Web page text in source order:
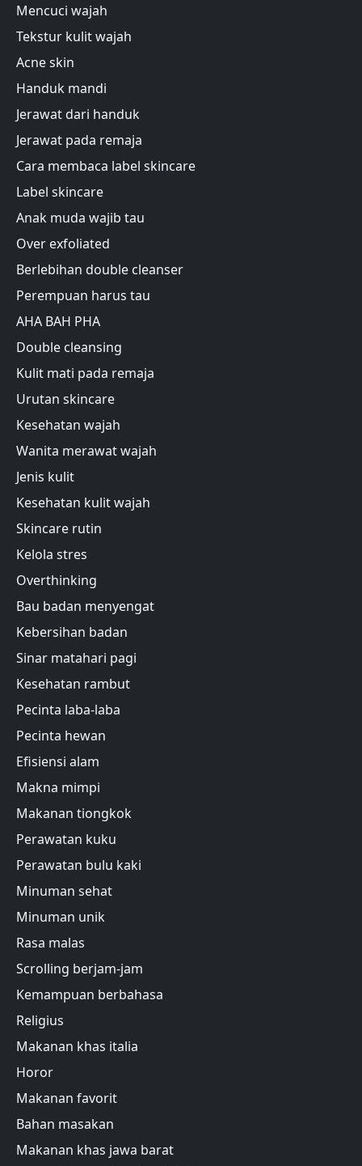
Mencuci wajah
Tekstur kulit wajah
Acne skin
Handuk mandi
Jerawat dari handuk
Jerawat pada remaja
Cara membaca label skincare
Label skincare
Anak muda wajib tau
Over exfoliated
Berlebihan double cleanser
Perempuan harus tau
AHA BAH PHA
Double cleansing
Kulit mati pada remaja
Urutan skincare
Kesehatan wajah
Wanita merawat wajah
Jenis kulit
Kesehatan kulit wajah
Skincare rutin
Kelola stres
Overthinking
Bau badan menyengat
Kebersihan badan
Sinar matahari pagi
Kesehatan rambut
Pecinta laba-laba
Pecinta hewan
Efisiensi alam
Makna mimpi
Makanan tiongkok
Perawatan kuku
Perawatan bulu kaki
Minuman sehat
Minuman unik
Rasa malas
Scrolling berjam-jam
Kemampuan berbahasa
Religius
Makanan khas italia
Horor
Makanan favorit
Bahan masakan
Makanan khas jawa barat